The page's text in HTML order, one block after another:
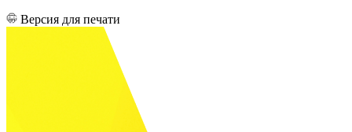
Версия для печати